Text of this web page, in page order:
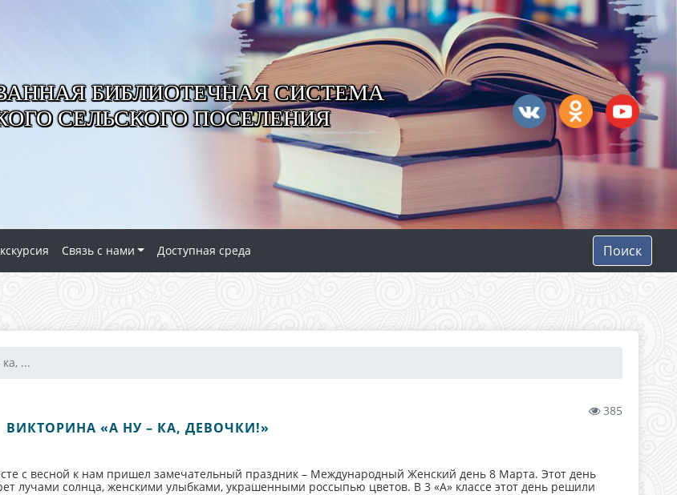
БИБЛИОТЕЧНАЯ СИСТЕМА
СЕЛЬСКОГО ПОСЕЛЕНИЯ
Связь с нами Доступная среда Поиск
...
385
ВИКТОРИНА «А НУ – КА, ДЕВОЧКИ!»
с весной к нам пришел замечательный праздник – Международный Женский день 8 Марта. Этот день
лучами солнца, женскими улыбками, украшенными россыпью цветов. В 3 «А» классе этот день решили